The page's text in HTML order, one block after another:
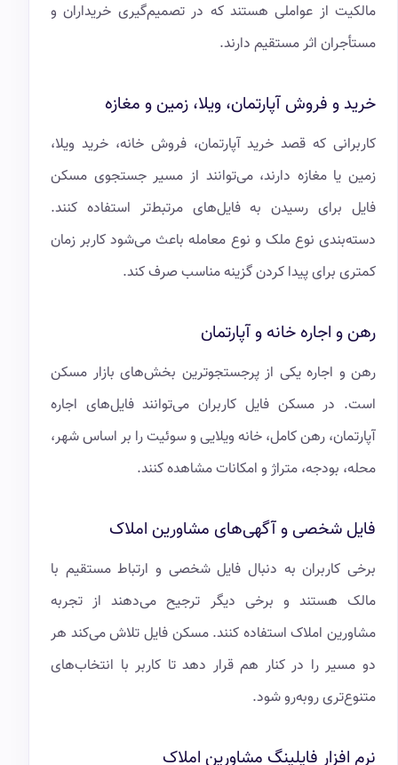
مالکیت از عواملی هستند که در تصمیم‌گیری خریداران و
مستأجران اثر مستقیم دارند.
خرید و فروش آپارتمان، ویلا، زمین و مغازه
کاربرانی که قصد خرید آپارتمان، فروش خانه، خرید ویلا،
زمین یا مغازه دارند، می‌توانند از مسیر جستجوی مسکن
فایل برای رسیدن به فایل‌های مرتبط‌تر استفاده کنند.
دسته‌بندی نوع ملک و نوع معامله باعث می‌شود کاربر زمان
کمتری برای پیدا کردن گزینه مناسب صرف کند.
رهن و اجاره خانه و آپارتمان
رهن و اجاره یکی از پرجستجوترین بخش‌های بازار مسکن
است. در مسکن فایل کاربران می‌توانند فایل‌های اجاره
آپارتمان، رهن کامل، خانه ویلایی و سوئیت را بر اساس شهر،
محله، بودجه، متراژ و امکانات مشاهده کنند.
فایل شخصی و آگهی‌های مشاورین املاک
برخی کاربران به دنبال فایل شخصی و ارتباط مستقیم با
مالک هستند و برخی دیگر ترجیح می‌دهند از تجربه
مشاورین املاک استفاده کنند. مسکن فایل تلاش می‌کند هر
دو مسیر را در کنار هم قرار دهد تا کاربر با انتخاب‌های
متنوع‌تری روبه‌رو شود.
نرم افزار فایلینگ مشاورین املاک